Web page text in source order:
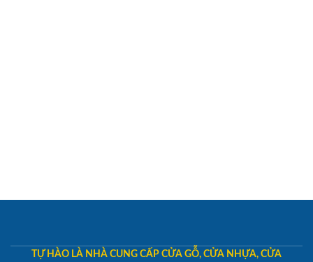
TỰ HÀO LÀ NHÀ CUNG CẤP CỬA GỖ, CỬA NHỰA, CỬA